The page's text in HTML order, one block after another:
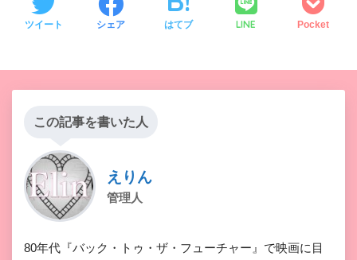
ツイート シェア はてブ LINE Pocket
この記事を書いた人
えりん
管理人
80年代『バック・トゥ・ザ・フューチャー』で映画に目